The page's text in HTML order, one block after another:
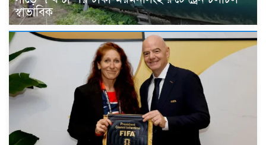
স্বাভাবিক